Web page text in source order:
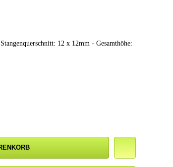
12 x 12mm - Gesamthöhe: